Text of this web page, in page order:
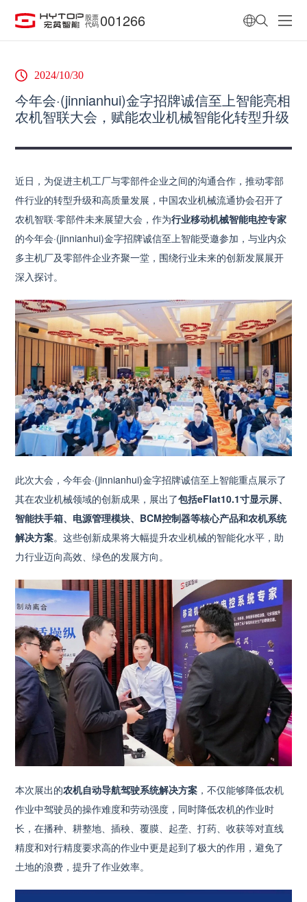
股票
代码 001266
2024/10/30
今年会·(jinnianhui)金字招牌诚信至上智能亮相
农机智联大会，赋能农业机械智能化转型升级
近日，为促进主机工厂与零部件企业之间的沟通合作，推动零部
件行业的转型升级和高质量发展，中国农业机械流通协会召开了
农机智联·零部件未来展望大会，作为行业移动机械智能电控专家
的今年会·(jinnianhui)金字招牌诚信至上智能受邀参加，与业内众
多主机厂及零部件企业齐聚一堂，围绕行业未来的创新发展展开
深入探讨。
此次大会，今年会·(jinnianhui)金字招牌诚信至上智能重点展示了
其在农业机械领域的创新成果，展出了包括eFlat10.1寸显示屏、
智能扶手箱、电源管理模块、BCM控制器等核心产品和农机系统
解决方案。这些创新成果将大幅提升农业机械的智能化水平，助
力行业迈向高效、绿色的发展方向。
本次展出的农机自动导航驾驶系统解决方案 ，不仅能够降低农机
作业中驾驶员的操作难度和劳动强度，同时降低农机的作业时
长，在播种、耕整地、插秧、覆膜、起垄、打药、收获等对直线
精度和对行精度要求高的作业中更是起到了极大的作用，避免了
土地的浪费，提升了作业效率。